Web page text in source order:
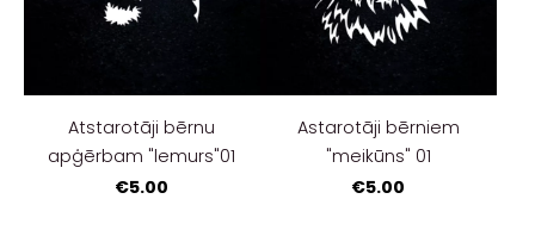
Atstarotāji bērnu
apģērbam "lemurs"01
€5.00
Astarotāji bērniem
"meikūns" 01
€5.00